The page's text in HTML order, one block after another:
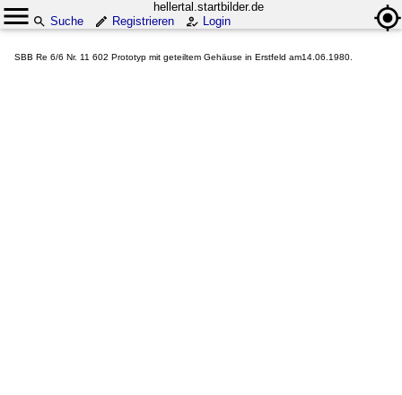
hellertal.startbilder.de
Suche
Registrieren Login
SBB Re 6/6 Nr. 11 602 Prototyp mit geteiltem Gehäuse in Erstfeld am14.06.1980.